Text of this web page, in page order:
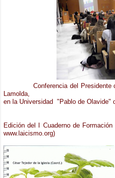
Conferencia del Presidente
Lamolda,
en la Universidad "Pablo de Olavide"
Edición del I Cuaderno de
www.laicismo.org)